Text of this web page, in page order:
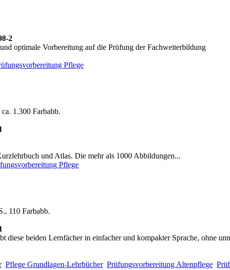
2
optimale Vorbereitung auf die Prüfung der Fachweiterbildung
Pflege
1.300 Farbabb.
und Atlas. Die mehr als 1000 Abbildungen...
Pflege
110 Farbabb.
diese beiden Lernfächer in einfacher und kompakter Sprache, ohne
Pflege Grundlagen-Lehrbücher Prüfungsvorbereitung Altenpflege